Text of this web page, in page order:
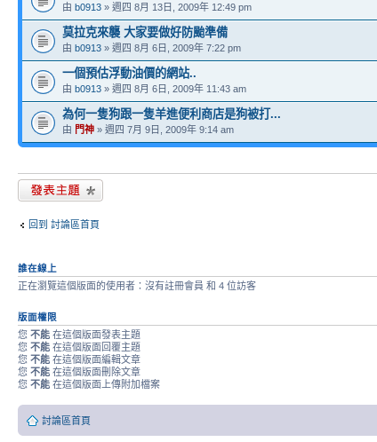
由 b0913 » 週四 8月 13日, 2009年 12:49 pm
莫拉克來襲 大家要做好防颱準備
由 b0913 » 週四 8月 6日, 2009年 7:22 pm
一個預估浮動油價的網站..
由 b0913 » 週四 8月 6日, 2009年 11:43 am
為何一隻狗跟一隻羊進便利商店是狗被打...
由 門神 » 週四 7月 9日, 2009年 9:14 am
發表新主題
回到 討論區首頁
誰在線上
正在瀏覽這個版面的使用者：沒有註冊會員 和 4 位訪客
版面權限
您 不能 在這個版面發表主題
您 不能 在這個版面回覆主題
您 不能 在這個版面編輯文章
您 不能 在這個版面刪除文章
您 不能 在這個版面上傳附加檔案
討論區首頁